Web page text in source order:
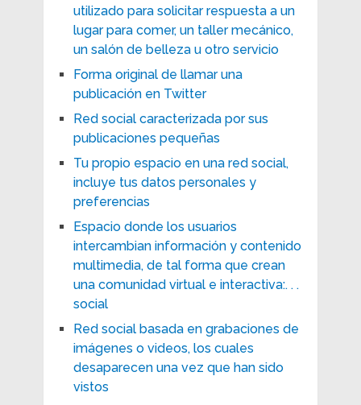
utilizado para solicitar respuesta a un
lugar para comer, un taller mecánico,
un salón de belleza u otro servicio
Forma original de llamar una
publicación en Twitter
Red social caracterizada por sus
publicaciones pequeñas
Tu propio espacio en una red social,
incluye tus datos personales y
preferencias
Espacio donde los usuarios
intercambian información y contenido
multimedia, de tal forma que crean
una comunidad virtual e interactiva:. . .
social
Red social basada en grabaciones de
imágenes o videos, los cuales
desaparecen una vez que han sido
vistos